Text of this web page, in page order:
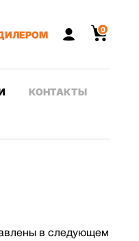
0
КОНТАКТЫ
в следующем